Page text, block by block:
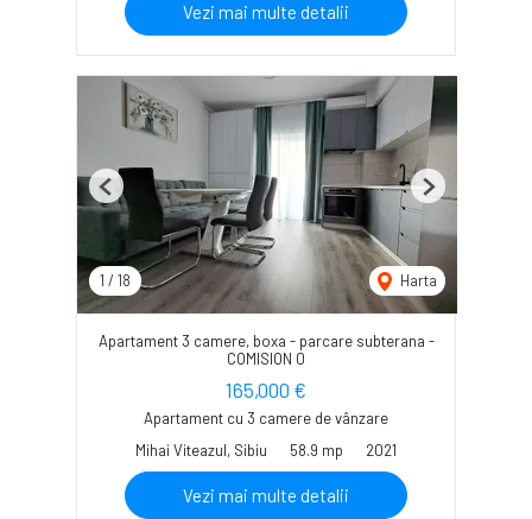
Vezi mai multe detalii
1 / 18 Harta
Previous Next
Apartament 3 camere, boxa - parcare subterana -
COMISION 0
165,000 €
Apartament cu 3 camere de vânzare
Mihai Viteazul, Sibiu
58.9 mp 2021
Vezi mai multe detalii